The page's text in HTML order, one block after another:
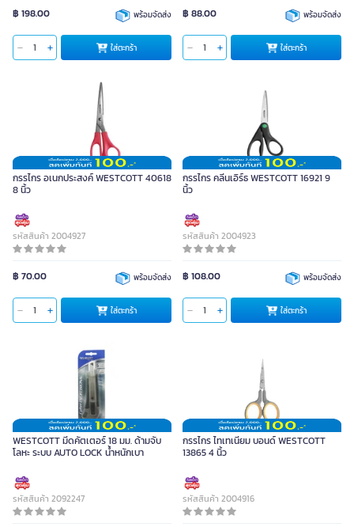
฿ 198.00 พร้อมจัดส่ง
ใส่ตะกร้า
฿ 88.00 พร้อมจัดส่ง
ใส่ตะกร้า
กรรไกร อเนกประสงค์ WESTCOTT 40618
8 นิ้ว
รหัสสินค้า 2004927
฿ 70.00 พร้อมจัดส่ง
ใส่ตะกร้า
กรรไกร คลีนเอิร์ธ WESTCOTT 16921 9
นิ้ว
รหัสสินค้า 2004923
฿ 108.00 พร้อมจัดส่ง
ใส่ตะกร้า
WESTCOTT มีดคัตเตอร์ 18 มม. ด้ามจับ
โลหะ ระบบ AUTO LOCK น้ำหนักเบา
รหัสสินค้า 2092247
กรรไกร ไทเทเนียม บอนด์ WESTCOTT
13865 4 นิ้ว
รหัสสินค้า 2004916